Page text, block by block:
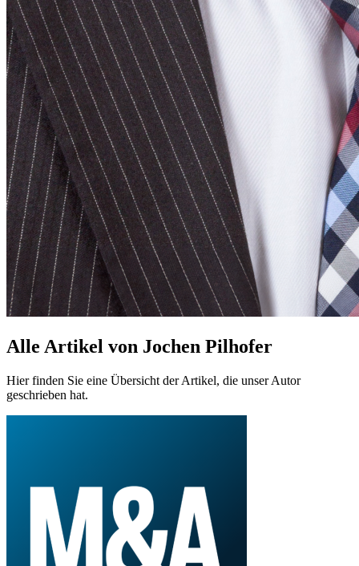
Alle Artikel von Jochen Pilhofer
Hier finden Sie eine Übersicht der Artikel, die unser Autor
geschrieben hat.